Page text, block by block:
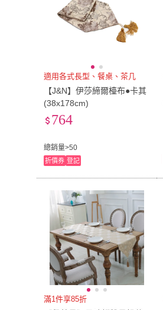
適用各式長型、餐桌、茶几
【J&N】伊莎締爾檯布●卡其
(38x178cm)
總銷量>50
764
折價券 登記
滿1件享85折